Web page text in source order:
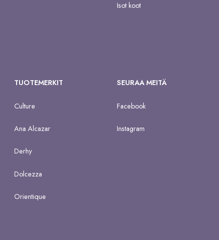
Isot koot
TUOTEMERKIT
Culture
Ana Alcazar
Derhy
Dolcezza
Orientique
SEURAA MEITÄ
Facebook
Instagram